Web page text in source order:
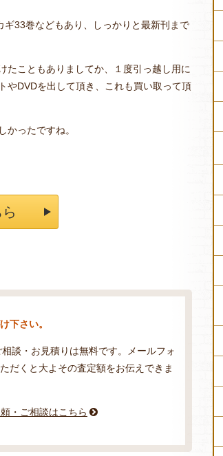
33巻などもあり、しっかりと最新刊まで
たこともありましてか、１度引っ越し用に
やDVDを出して頂き、これも買い取って頂
ったですね。
下さい。
談・お見積りは無料です。メールフォ
だくと大よその査定額をお伝えできま
・ご相談はこちら